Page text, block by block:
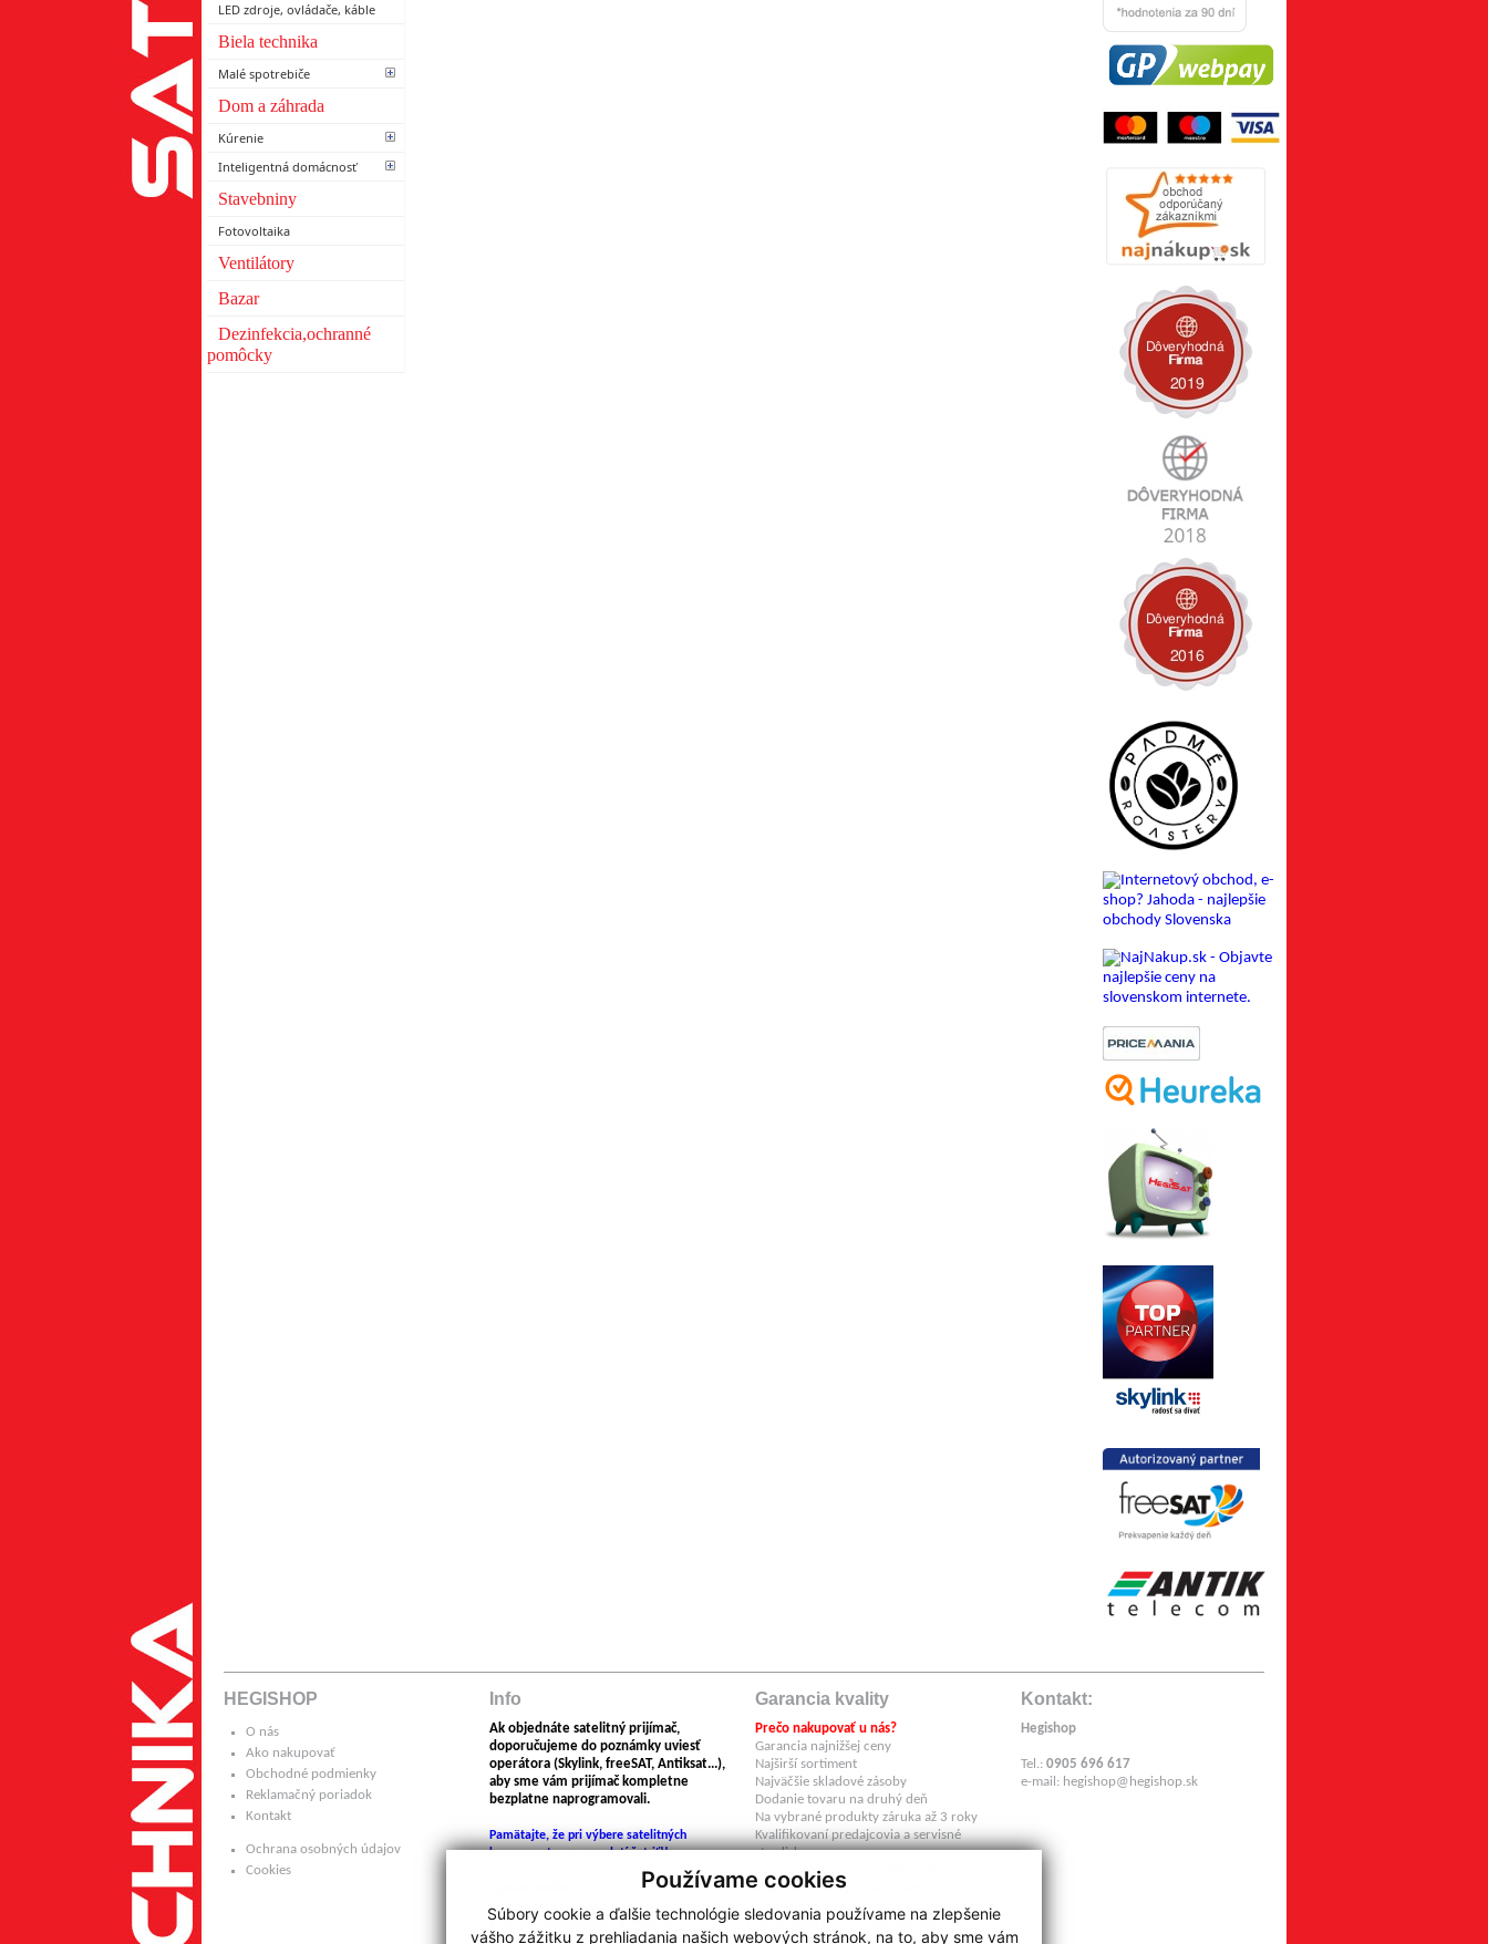
Používame cookies
Súbory cookie a ďalšie technológie sledovania používame na zlepšenie
vášho zážitku z prehliadania našich webových stránok, na to, aby sme vám
LED zdroje, ovládače, káble
Biela technika
Malé spotrebiče
Dom a záhrada
Kúrenie
Inteligentná domácnosť
Stavebniny
Fotovoltaika
Ventilátory
Bazar
Dezinfekcia,ochranné
pomôcky
HEGISHOP
O nás
Ako nakupovať
Obchodné podmienky
Reklamačný poriadok
Kontakt
Ochrana osobných údajov
Cookies
Info
Ak objednáte satelitný prijímač,
doporučujeme do poznámky uviesť
operátora (Skylink, freeSAT, Antiksat...),
aby sme vám prijímač kompletne
bezplatne naprogramovali.
Pamätajte, že pri výbere satelitných
komponentov sa neoplatí šetriť!!
Hegishop neručí za škody spôsobené
použitím nelegálneho firmwaru.
Garancia kvality
Prečo nakupovať u nás?
Garancia najnižšej ceny
Najširší sortiment
Najväčšie skladové zásoby
Dodanie tovaru na druhý deň
Na vybrané produkty záruka až 3 roky
Kvalifikovaní predajcovia a servisné
stredisko
Individuálny prístup k zákazníkom
Produkty overené zákazníkmi
V našom e-shope nájdete tovar výlučne z
autorizovaných dovozov do SR .
Kontakt:
Hegishop
Tel.: 0905 696 617
e-mail: hegishop@hegishop.sk